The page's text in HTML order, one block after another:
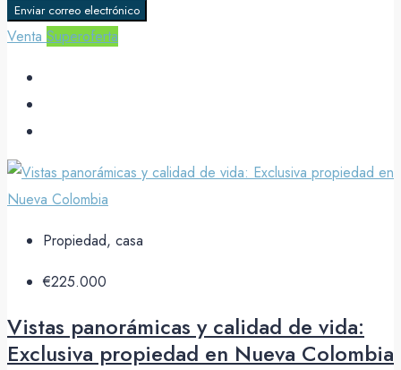
Enviar correo electrónico
Venta Superoferta
Propiedad, casa
€225.000
Vistas panorámicas y calidad de vida:
Exclusiva propiedad en Nueva Colombia